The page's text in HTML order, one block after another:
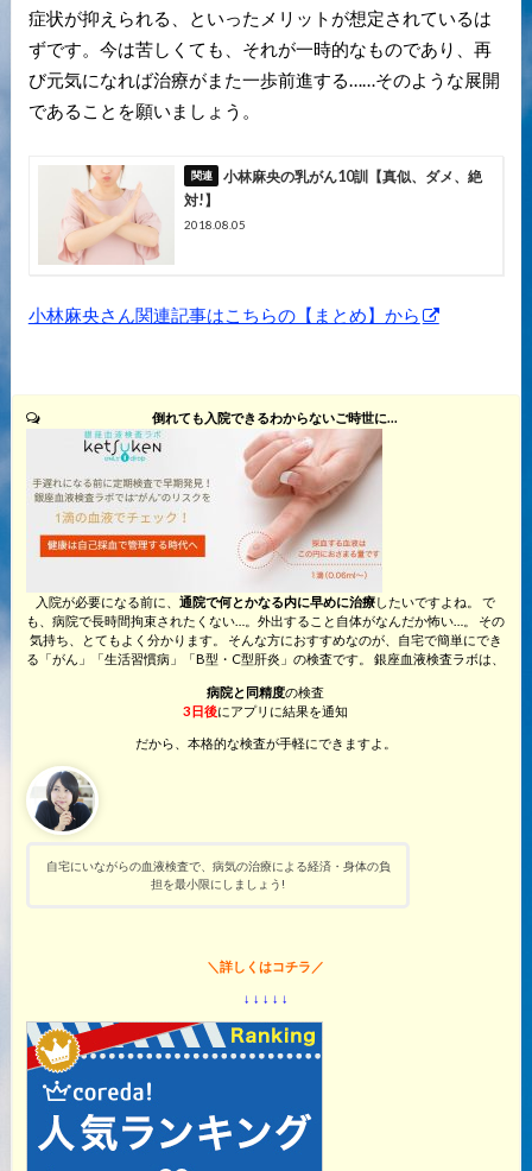
症状が抑えられる、といったメリットが想定されているは
ずです。今は苦しくても、それが一時的なものであり、再
び元気になれば治療がまた一歩前進する……そのような展開
であることを願いましょう。
小林麻央の乳がん10訓【真似、ダメ、絶
対!】
2018.08.05
小林麻央さん関連記事はこちらの【まとめ】から
倒れても入院できるわからないご時世に…
入院が必要になる前に、通院で何とかなる内に早めに治療したいですよね。 で
も、病院で長時間拘束されたくない…。外出すること自体がなんだか怖い…。 その
気持ち、とてもよく分かります。 そんな方におすすめなのが、自宅で簡単にでき
る「がん」「生活習慣病」「B型・C型肝炎」の検査です。 銀座血液検査ラボは、
病院と同精度の検査
3日後にアプリに結果を通知
だから、本格的な検査が手軽にできますよ。
自宅にいながらの血液検査で、病気の治療による経済・身体の負
担を最小限にしましょう!
＼詳しくはコチラ／
↓ ↓ ↓ ↓ ↓